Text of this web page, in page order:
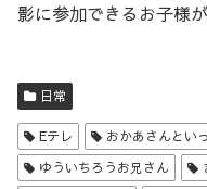
影に参加できるお子様
日常
Eテレ おかあさんとい
ゆういちろうお兄さん